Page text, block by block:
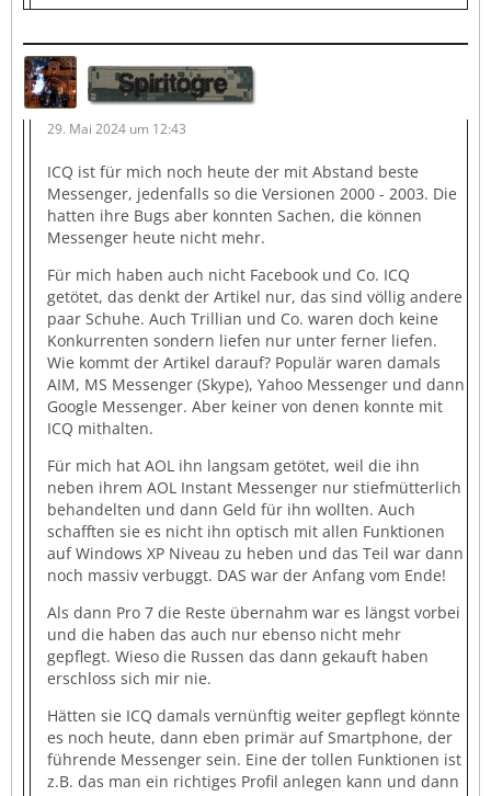
Spiritogre
29. Mai 2024 um 12:43
ICQ ist für mich noch heute der mit Abstand beste
Messenger, jedenfalls so die Versionen 2000 - 2003. Die
hatten ihre Bugs aber konnten Sachen, die können
Messenger heute nicht mehr.
Für mich haben auch nicht Facebook und Co. ICQ
getötet, das denkt der Artikel nur, das sind völlig andere
paar Schuhe. Auch Trillian und Co. waren doch keine
Konkurrenten sondern liefen nur unter ferner liefen.
Wie kommt der Artikel darauf? Populär waren damals
AIM, MS Messenger (Skype), Yahoo Messenger und dann
Google Messenger. Aber keiner von denen konnte mit
ICQ mithalten.
Für mich hat AOL ihn langsam getötet, weil die ihn
neben ihrem AOL Instant Messenger nur stiefmütterlich
behandelten und dann Geld für ihn wollten. Auch
schafften sie es nicht ihn optisch mit allen Funktionen
auf Windows XP Niveau zu heben und das Teil war dann
noch massiv verbuggt. DAS war der Anfang vom Ende!
Als dann Pro 7 die Reste übernahm war es längst vorbei
und die haben das auch nur ebenso nicht mehr
gepflegt. Wieso die Russen das dann gekauft haben
erschloss sich mir nie.
Hätten sie ICQ damals vernünftig weiter gepflegt könnte
es noch heute, dann eben primär auf Smartphone, der
führende Messenger sein. Eine der tollen Funktionen ist
z.B. das man ein richtiges Profil anlegen kann und dann